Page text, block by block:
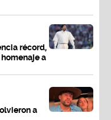
récord,
a
a